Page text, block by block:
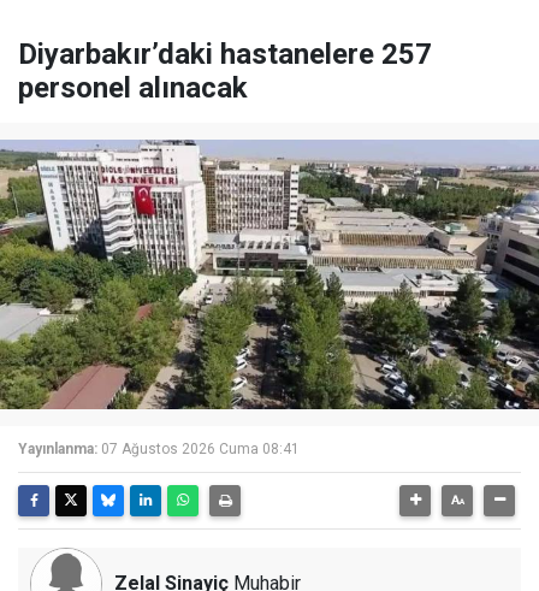
Diyarbakır’daki hastanelere 257
personel alınacak
Yayınlanma: 07 Ağustos 2026 Cuma 08:41
Zelal Sinayiç Muhabir